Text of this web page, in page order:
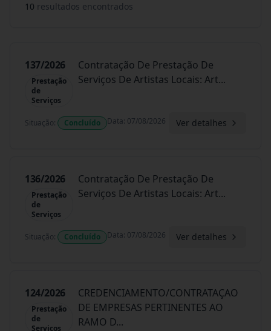
10 resultados encontrados
137/2026
Prestação
de
Serviços
Contratação De Prestação De
Serviços De Artistas Locais: Art...
Situação: Concluído Data: 07/08/2026 Ver detalhes
136/2026
Prestação
de
Serviços
Contratação De Prestação De
Serviços De Artistas Locais: Art...
Situação: Concluído Data: 07/08/2026 Ver detalhes
124/2026
Prestação
de
Serviços
CREDENCIAMENTO/CONTRATAÇAO
DE EMPRESAS PERTINENTES AO
RAMO D...